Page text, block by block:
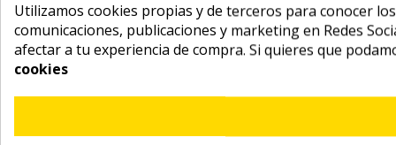
Utilizamos cookies propias y de terceros para conocer
comunicaciones, publicaciones y marketing en Redes
afectar a tu experiencia de compra. Si quieres que
cookies